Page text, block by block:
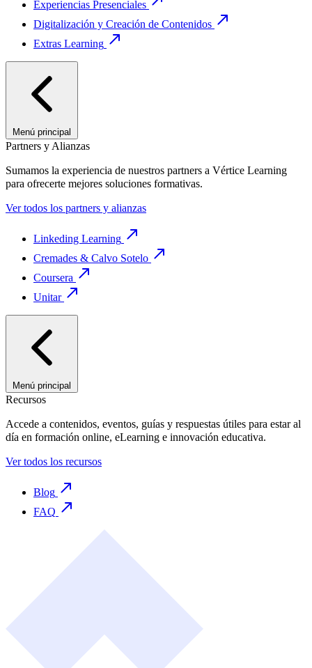
Experiencias Presenciales
Digitalización y Creación de Contenidos
Extras Learning
Menú principal
Partners y Alianzas
Sumamos la experiencia de nuestros partners a Vértice Learning
para ofrecerte mejores soluciones formativas.
Ver todos los partners y alianzas
Linkeding Learning
Cremades & Calvo Sotelo
Coursera
Unitar
Menú principal
Recursos
Accede a contenidos, eventos, guías y respuestas útiles para estar al
día en formación online, eLearning e innovación educativa.
Ver todos los recursos
Blog
FAQ